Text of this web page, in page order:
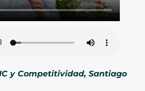
y Competitividad, Santiago